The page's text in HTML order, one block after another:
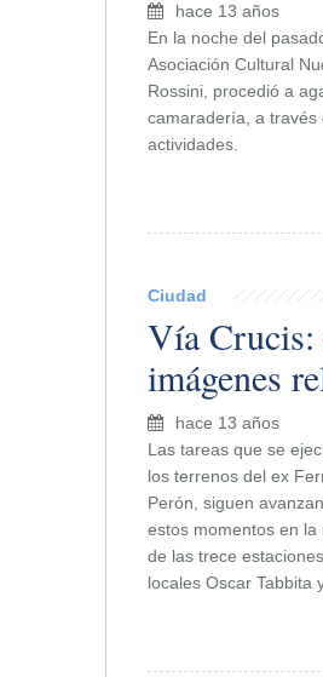
hace 13 años
En la noche del
Asociación Cultural
Rossini, procedió a
camaradería, a través
actividades.
Ciudad
Vía Crucis:
imágenes
hace 13 años
Las tareas que se
los terrenos del ex
Perón, siguen
estos momentos en
de las trece
locales Oscar Tabbita